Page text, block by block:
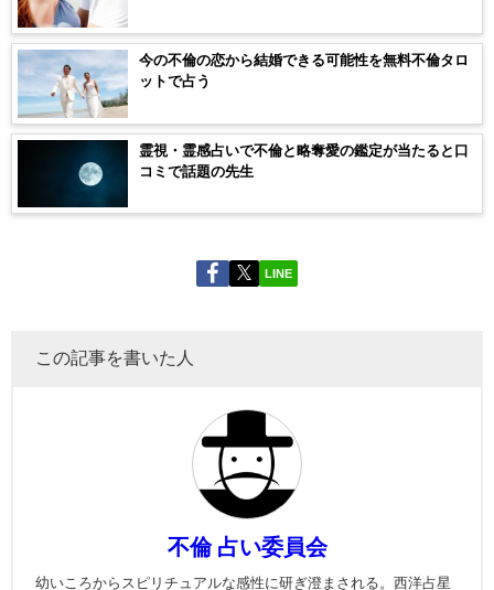
今の不倫の恋から結婚できる可能性を無料不倫タロ
ットで占う
霊視・霊感占いで不倫と略奪愛の鑑定が当たると口
コミで話題の先生
LINE
この記事を書いた人
不倫 占い委員会
幼いころからスピリチュアルな感性に研ぎ澄まされる。西洋占星